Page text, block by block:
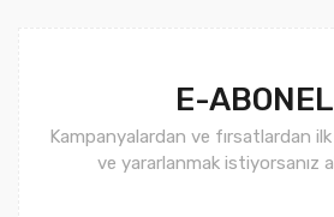
E-
Kampanyalardan ve fırsatlardan
ve yararlanmak istiyorsanız